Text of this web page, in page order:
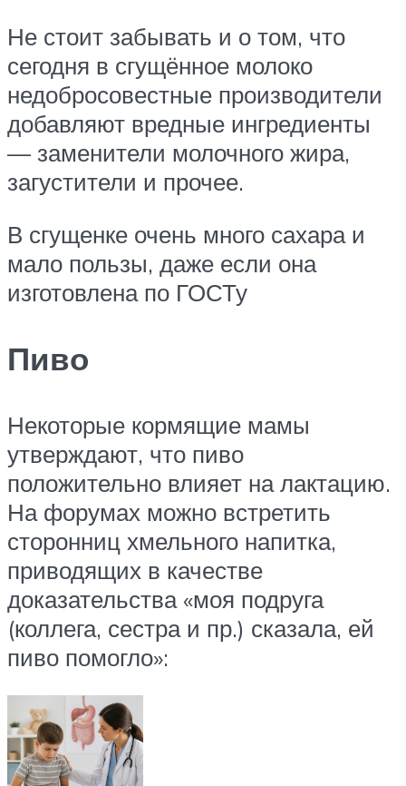
Не стоит забывать и о том, что
сегодня в сгущённое молоко
недобросовестные производители
добавляют вредные ингредиенты
— заменители молочного жира,
загустители и прочее.
В сгущенке очень много сахара и
мало пользы, даже если она
изготовлена по ГОСТу
Пиво
Некоторые кормящие мамы
утверждают, что пиво
положительно влияет на лактацию.
На форумах можно встретить
сторонниц хмельного напитка,
приводящих в качестве
доказательства «моя подруга
(коллега, сестра и пр.) сказала, ей
пиво помогло»: